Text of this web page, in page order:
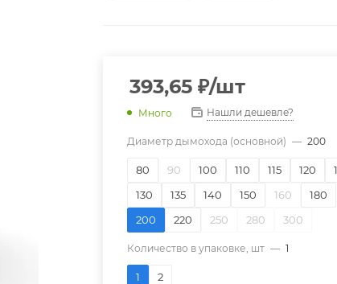
393,65 ₽/шт
Много Нашли дешевле?
Диаметр дымохода (основной) — 200
80 90 100 110 115 120
130
135 140 150 160
180
200
220 250 280 300
Количество в упаковке, шт — 1
1 2